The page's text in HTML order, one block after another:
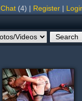
Chat (4) | Register |